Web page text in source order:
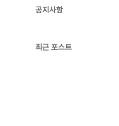
공지사항
최근 포스트